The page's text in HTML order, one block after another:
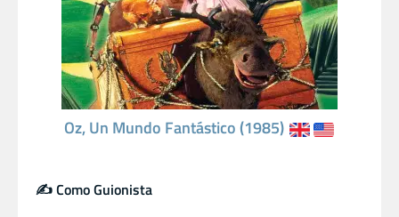
Oz, Un Mundo Fantástico (1985)
✍️ Como Guionista